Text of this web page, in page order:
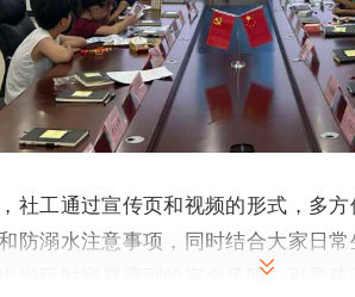
社工通过宣传页和视频的形式，多
防溺水注意事项，同时结合大家日
游玩时容易遇到的安全风险，引导孩